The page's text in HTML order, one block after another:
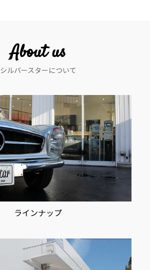
About us
シルバースターについて
ラインナップ